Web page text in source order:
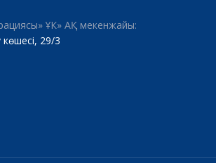
ҰК» АҚ мекенжайы:
29/3